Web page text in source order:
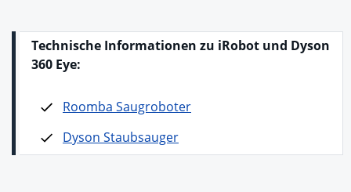
Technische Informationen zu iRobot und Dyson
360 Eye:
Roomba Saugroboter
Dyson Staubsauger